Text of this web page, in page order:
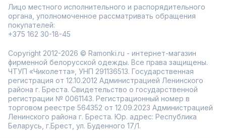
Лицо местного исполнительного и распорядительного
органа, уполномоченное рассматривать обращения
покупателей:
+375 162 30-18-45
Copyright 2012-2026 © Ramonki.ru - интернет-магазин
фирменной белорусской одежды. Все права защищены.
ЧТУП «Чиколетта», УНП 291136513. Государственная
регистрация от 12.10.2012 Администрацией Ленинского
района г. Бреста. Свидетельство о государственной
регистрации № 0061143. Регистрационный номер в
торговом реестре 564352 от 12.09.2023 Администрацией
Ленинского района г. Бреста. Юр. адрес: Республика
Беларусь, г.Брест, ул. Буденного 17/1.